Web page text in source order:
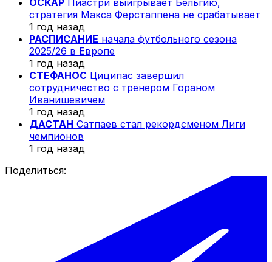
ОСКАР Пиастри выигрывает Бельгию,
стратегия Макса Ферстаппена не срабатывает
1 год назад
РАСПИСАНИЕ начала футбольного сезона
2025/26 в Европе
1 год назад
СТЕФАНОС Циципас завершил
сотрудничество с тренером Гораном
Иванишевичем
1 год назад
ДАСТАН Сатпаев стал рекордсменом Лиги
чемпионов
1 год назад
Поделиться: